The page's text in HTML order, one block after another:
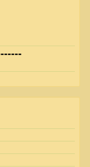
pour améliorer
le sait, la
y travaillons